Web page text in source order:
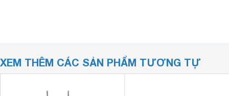
XEM THÊM CÁC SẢN PHẨM TƯƠNG TỰ